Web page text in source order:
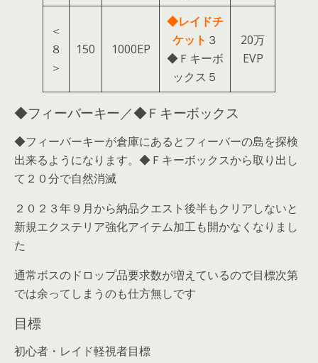
＜
８
＞
150 1000EP
◆レイドチ
ケット ３
◆Ｆキーボ
ックス５
20万
EVP
◆フィーバーキー／◆Ｆキーボックス
◆フィーバーキーが倉庫にあるとフィーバーの島を探検
出来るようになります。◆Ｆキーボックスから取り出し
て２０分で自然消滅
２０２３年９月から納品クエスト後半もクリアしないと
新規エクステリア強化アイテム加工も開かなくなりまし
た
通常ボスのドロップ品要求数が増えているので目標次第
では余ってしまうのも仕方無しです
目標
初心者・レイド軽視者目標